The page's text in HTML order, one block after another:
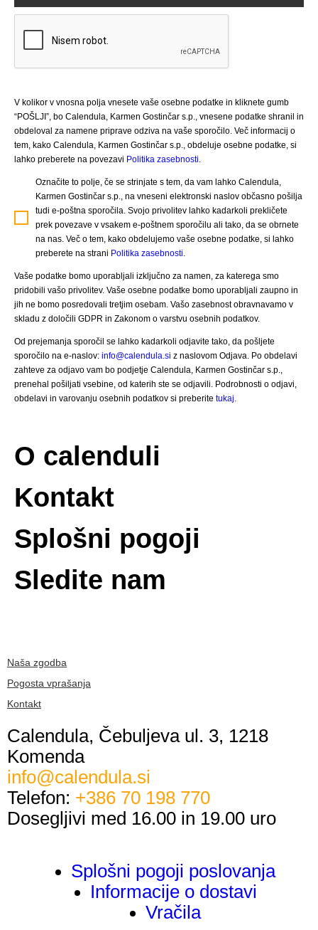
V kolikor v vnosna polja vnesete vaše osebne podatke in kliknete gumb
“POŠLJI”, bo Calendula, Karmen Gostinčar s.p., vnesene podatke shranil in
obdeloval za namene priprave odziva na vaše sporočilo. Več informacij o
tem, kako Calendula, Karmen Gostinčar s.p., obdeluje osebne podatke, si
lahko preberete na povezavi Politika zasebnosti.
Označite to polje, če se strinjate s tem, da vam lahko Calendula,
Karmen Gostinčar s.p., na vneseni elektronski naslov občasno pošilja
tudi e-poštna sporočila. Svojo privolitev lahko kadarkoli prekličete
prek povezave v vsakem e-poštnem sporočilu ali tako, da se obrnete
na nas. Več o tem, kako obdelujemo vaše osebne podatke, si lahko
preberete na strani Politika zasebnosti.
Vaše podatke bomo uporabljali izključno za namen, za katerega smo
pridobili vašo privolitev. Vaše osebne podatke bomo uporabljali zaupno in
jih ne bomo posredovali tretjim osebam. Vašo zasebnost obravnavamo v
skladu z določili GDPR in Zakonom o varstvu osebnih podatkov.
Od prejemanja sporočil se lahko kadarkoli odjavite tako, da pošljete
sporočilo na e-naslov: info@calendula.si z naslovom Odjava. Po obdelavi
zahteve za odjavo vam bo podjetje Calendula, Karmen Gostinčar s.p.,
prenehal pošiljati vsebine, od katerih ste se odjavili. Podrobnosti o odjavi,
obdelavi in varovanju osebnih podatkov si preberite tukaj.
O calenduli
Kontakt
Splošni pogoji
Sledite nam
Naša zgodba
Pogosta vprašanja
Kontakt
Calendula, Čebuljeva ul. 3, 1218
Komenda
info@calendula.si
Telefon: +386 70 198 770
Dosegljivi med 16.00 in 19.00 uro
Splošni pogoji poslovanja
Informacije o dostavi
Vračila